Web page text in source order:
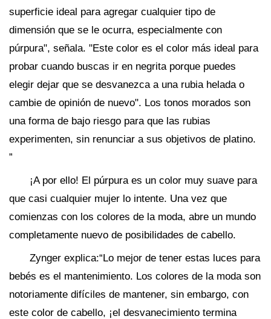
superficie ideal para agregar cualquier tipo de
dimensión que se le ocurra, especialmente con
púrpura", señala. "Este color es el color más ideal para
probar cuando buscas ir en negrita porque puedes
elegir dejar que se desvanezca a una rubia helada o
cambie de opinión de nuevo". Los tonos morados son
una forma de bajo riesgo para que las rubias
experimenten, sin renunciar a sus objetivos de platino.
”
¡A por ello! El púrpura es un color muy suave para
que casi cualquier mujer lo intente. Una vez que
comienzas con los colores de la moda, abre un mundo
completamente nuevo de posibilidades de cabello.
Zynger explica:“Lo mejor de tener estas luces para
bebés es el mantenimiento. Los colores de la moda son
notoriamente difíciles de mantener, sin embargo, con
este color de cabello, ¡el desvanecimiento termina